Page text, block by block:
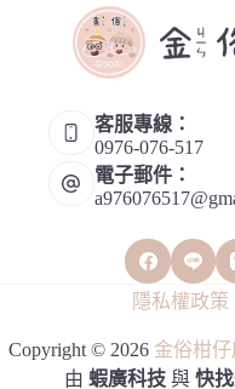
客服專線：
0976-076-517
電子郵件：
隱私權政策
Copyright © 2026 金俗柑仔
由蝦廣科技 與快